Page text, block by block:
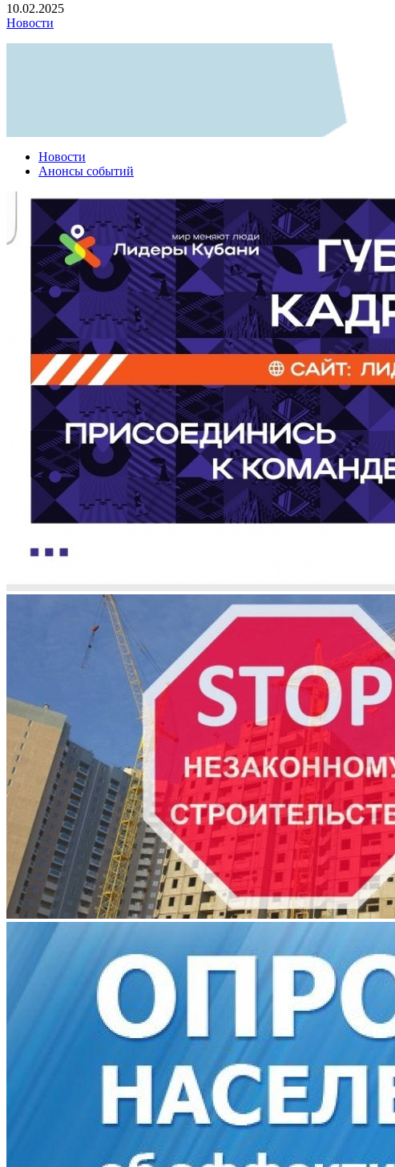
10.02.2025
Новости
Новости
Анонсы событий